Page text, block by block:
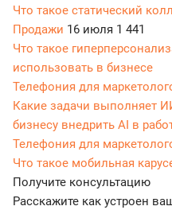
Что такое статический
Продажи 16 июля 1 441
Что такое
использовать в бизнесе
Телефония для
Какие задачи выполняет
бизнесу внедрить AI в
Телефония для
Что такое мобильная
Получите консультацию
Расскажите как устроен